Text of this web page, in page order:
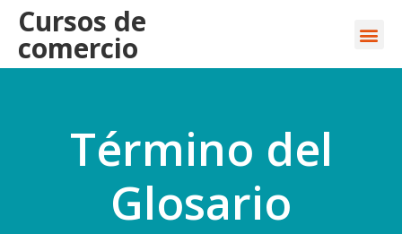
Cursos de
comercio
Término del
Glosario